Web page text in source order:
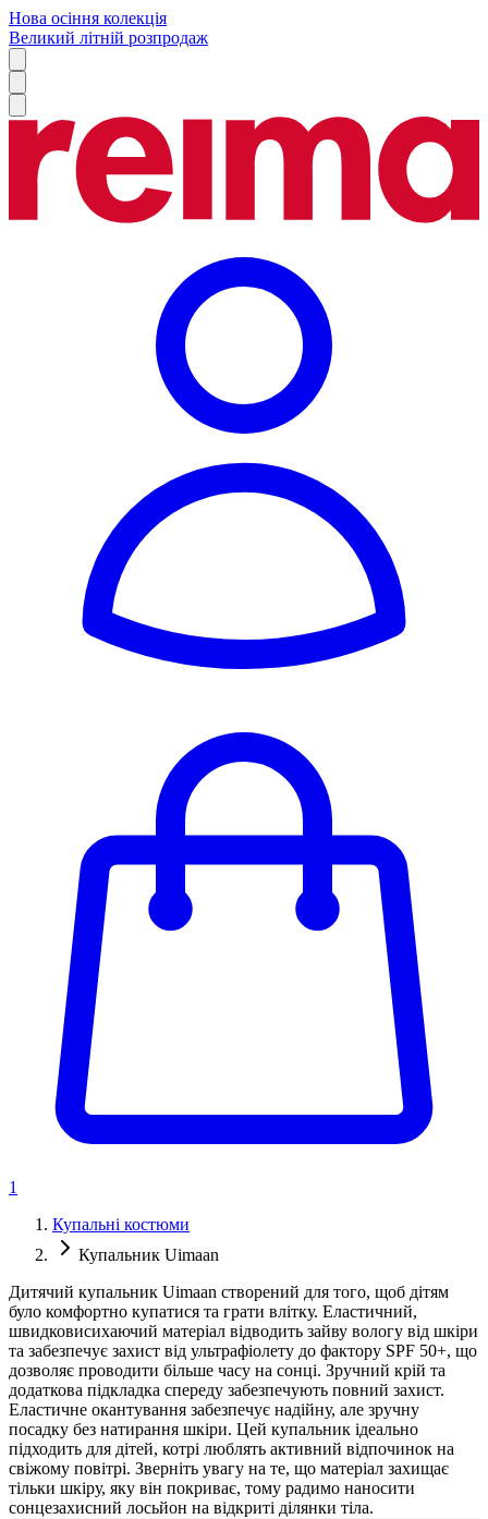
Нова осіння колекція
Великий літній розпродаж
1
Купальні костюми
Купальник Uimaan
Дитячий купальник Uimaan створений для того, щоб дітям
було комфортно купатися та грати влітку. Еластичний,
швидковисихаючий матеріал відводить зайву вологу від шкіри
та забезпечує захист від ультрафіолету до фактору SPF 50+, що
дозволяє проводити більше часу на сонці. Зручний крій та
додаткова підкладка спереду забезпечують повний захист.
Еластичне окантування забезпечує надійну, але зручну
посадку без натирання шкіри. Цей купальник ідеально
підходить для дітей, котрі люблять активний відпочинок на
свіжому повітрі. Зверніть увагу на те, що матеріал захищає
тільки шкіру, яку він покриває, тому радимо наносити
сонцезахисний лосьйон на відкриті ділянки тіла.